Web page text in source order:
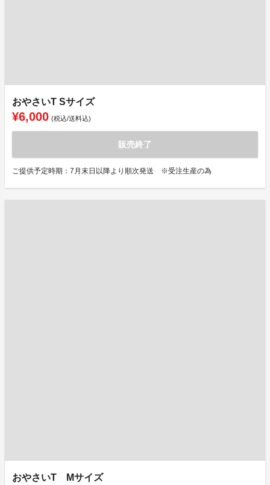
おやさいT Sサイズ
¥6,000 (税込/送料込)
販売終了
ご提供予定時期：7月末日以降より順次発送 ※受注生産の為
おやさいT Mサイズ